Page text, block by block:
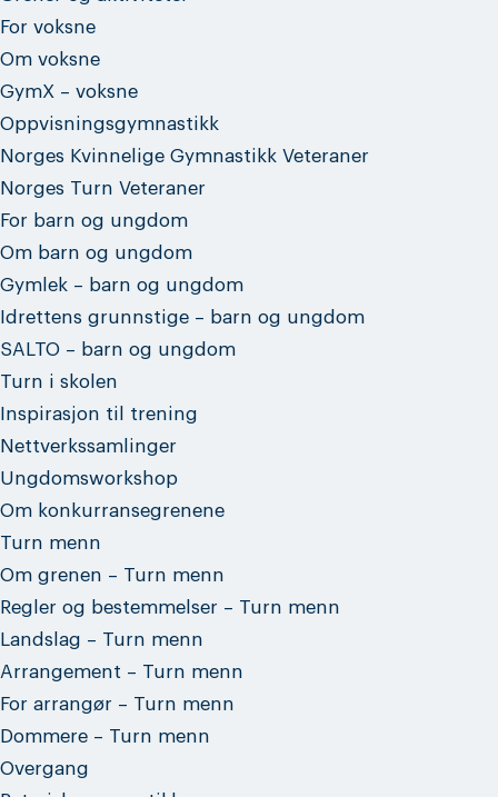
For voksne
Om voksne
GymX – voksne
Oppvisningsgymnastikk
Norges Kvinnelige Gymnastikk Veteraner
Norges Turn Veteraner
For barn og ungdom
Om barn og ungdom
Gymlek – barn og ungdom
Idrettens grunnstige – barn og ungdom
SALTO – barn og ungdom
Turn i skolen
Inspirasjon til trening
Nettverkssamlinger
Ungdomsworkshop
Om konkurransegrenene
Turn menn
Om grenen – Turn menn
Regler og bestemmelser – Turn menn
Landslag – Turn menn
Arrangement – Turn menn
For arrangør – Turn menn
Dommere – Turn menn
Overgang